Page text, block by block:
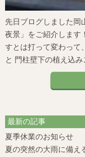
先日ブログしました
夜景」をご紹介します
すとは打って変わって
と 門柱壁下の植え込
最新の記事
夏季休業のお知らせ
夏の突然の大雨に備え